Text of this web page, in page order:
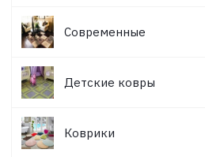
Современные
Детские ковры
Коврики